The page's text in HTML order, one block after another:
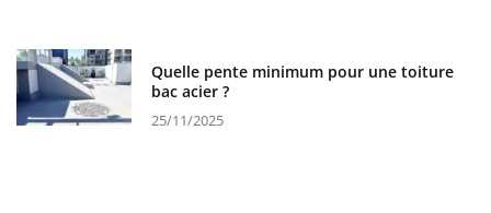
Quelle pente minimum pour une toiture
bac acier ?
25/11/2025